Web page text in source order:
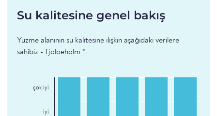
Su kalitesine genel bakış
Yüzme alanının su kalitesine ilişkin aşağıdaki verilere
sahibiz - Tjoloeholm *.
çok iyi
iyi